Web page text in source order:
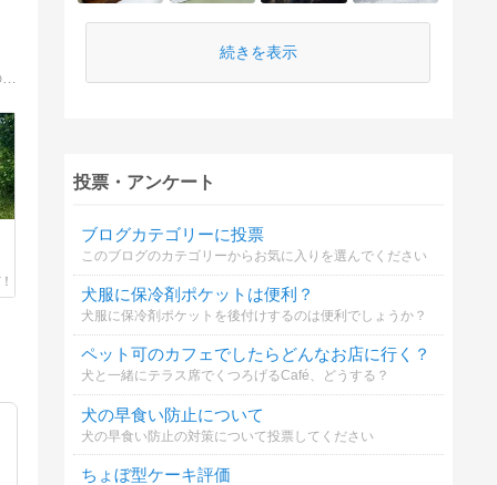
続きを表示
投票・アンケート
ブログカテゴリーに投票
このブログのカテゴリーからお気に入りを選んでください
犬服に保冷剤ポケットは便利？
犬服に保冷剤ポケットを後付けするのは便利でしょうか？
ペット可のカフェでしたらどんなお店に行く？
犬と一緒にテラス席でくつろげるCafé、どうする？
犬の早食い防止について
犬の早食い防止の対策について投票してください
ちょぼ型ケーキ評価